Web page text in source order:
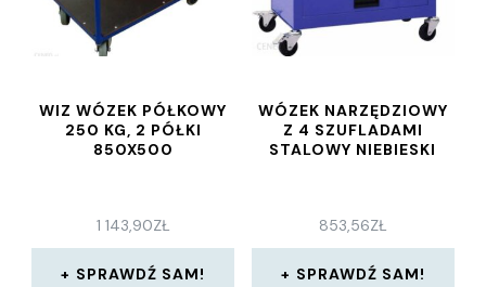
WIZ WÓZEK PÓŁKOWY
250 KG, 2 PÓŁKI
850X500
1 143,90ZŁ
SPRAWDŹ SAM!
WÓZEK NARZĘDZIOWY
Z 4 SZUFLADAMI
STALOWY NIEBIESKI
853,56ZŁ
SPRAWDŹ SAM!